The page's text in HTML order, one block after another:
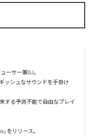
ーサー兼DJ。
ッシュなサウンドを手掛け
する予測不能で自由なプレイ
をリリース。